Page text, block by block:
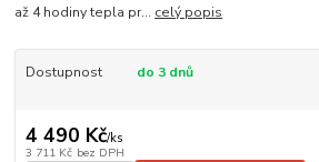
až 4 hodiny tepla pr... celý popis
Dostupnost do 3 dnů
4 490 Kč/ks
3 711 Kč bez DPH